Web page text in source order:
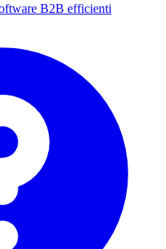
B2B efficienti